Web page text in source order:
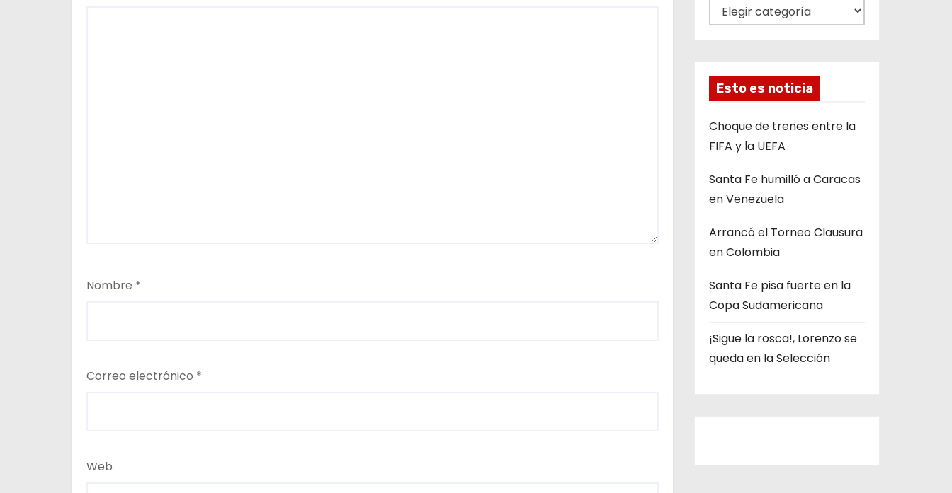
Nombre *
Correo electrónico *
Web
a
o
r
í
s
Esto es noticia
Choque de trenes entre la
FIFA y la UEFA
Santa Fe humilló a Caracas
en Venezuela
Arrancó el Torneo Clausura
en Colombia
Santa Fe pisa fuerte en la
Copa Sudamericana
¡Sigue la rosca!, Lorenzo se
queda en la Selección